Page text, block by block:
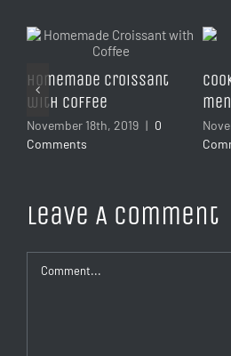
Homemade Croissant
with Coffee
November 18th, 2019 | 0
Comments
Leave A Comment
Comment